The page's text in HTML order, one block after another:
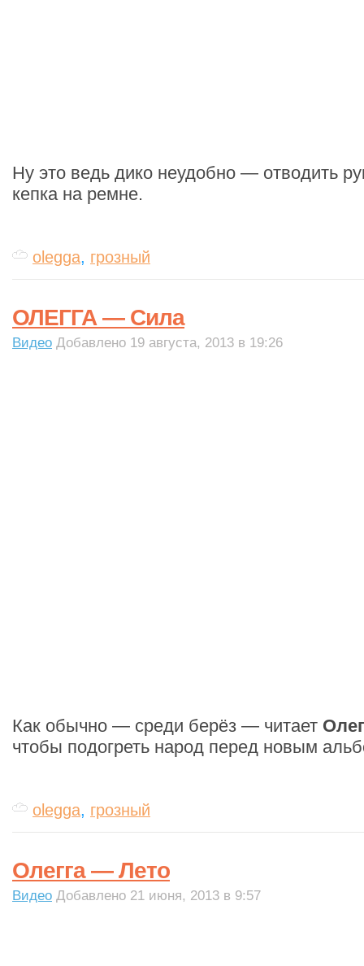
Ну это ведь дико неудобно — отводить
кепка на ремне.
olegga, грозный
ОЛЕГГА — Сила
Видео Добавлено 19 августа, 2013 в 19:26
Как обычно — среди берёз — читает
чтобы подогреть народ перед новым
olegga, грозный
Олегга — Лето
Видео Добавлено 21 июня, 2013 в 9:57